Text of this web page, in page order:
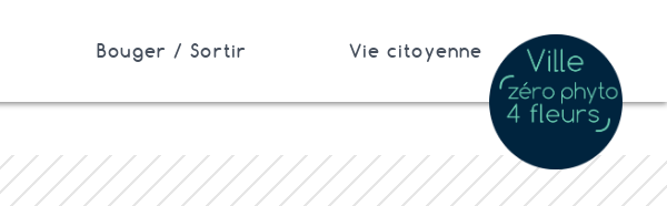
Bouger / Sortir Vie citoyenne